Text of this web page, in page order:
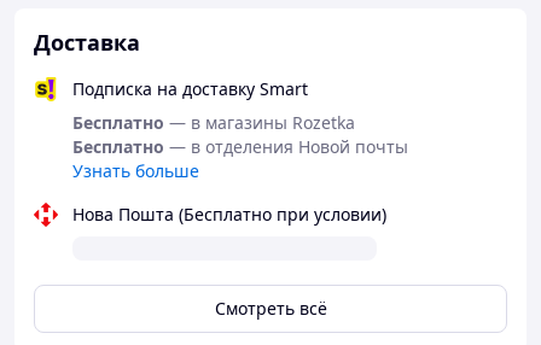
Доставка
Подписка на доставку Smart
Бесплатно — в магазины Rozetka
Бесплатно — в отделения Новой почты
Узнать больше
Нова Пошта (Бесплатно при условии)
Смотреть всё